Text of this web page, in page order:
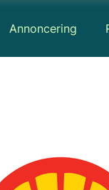
Annoncering